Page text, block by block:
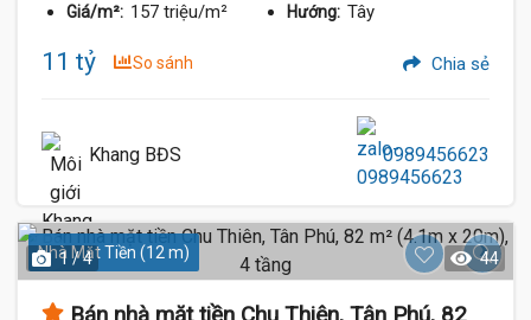
Giá/m²: 157 triệu/m² Hướng: Tây
11 tỷ So sánh Chia sẻ
Khang BĐS 0989456623
Nhà Mặt Tiền (12 m)
1 / 4 44